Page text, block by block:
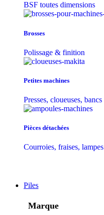
BSF toutes dimensions
Brosses
Polissage & finition
Petites machines
Presses, cloueuses, bancs
Pièces détachées
Courroies, fraises, lampes
Piles
Marque